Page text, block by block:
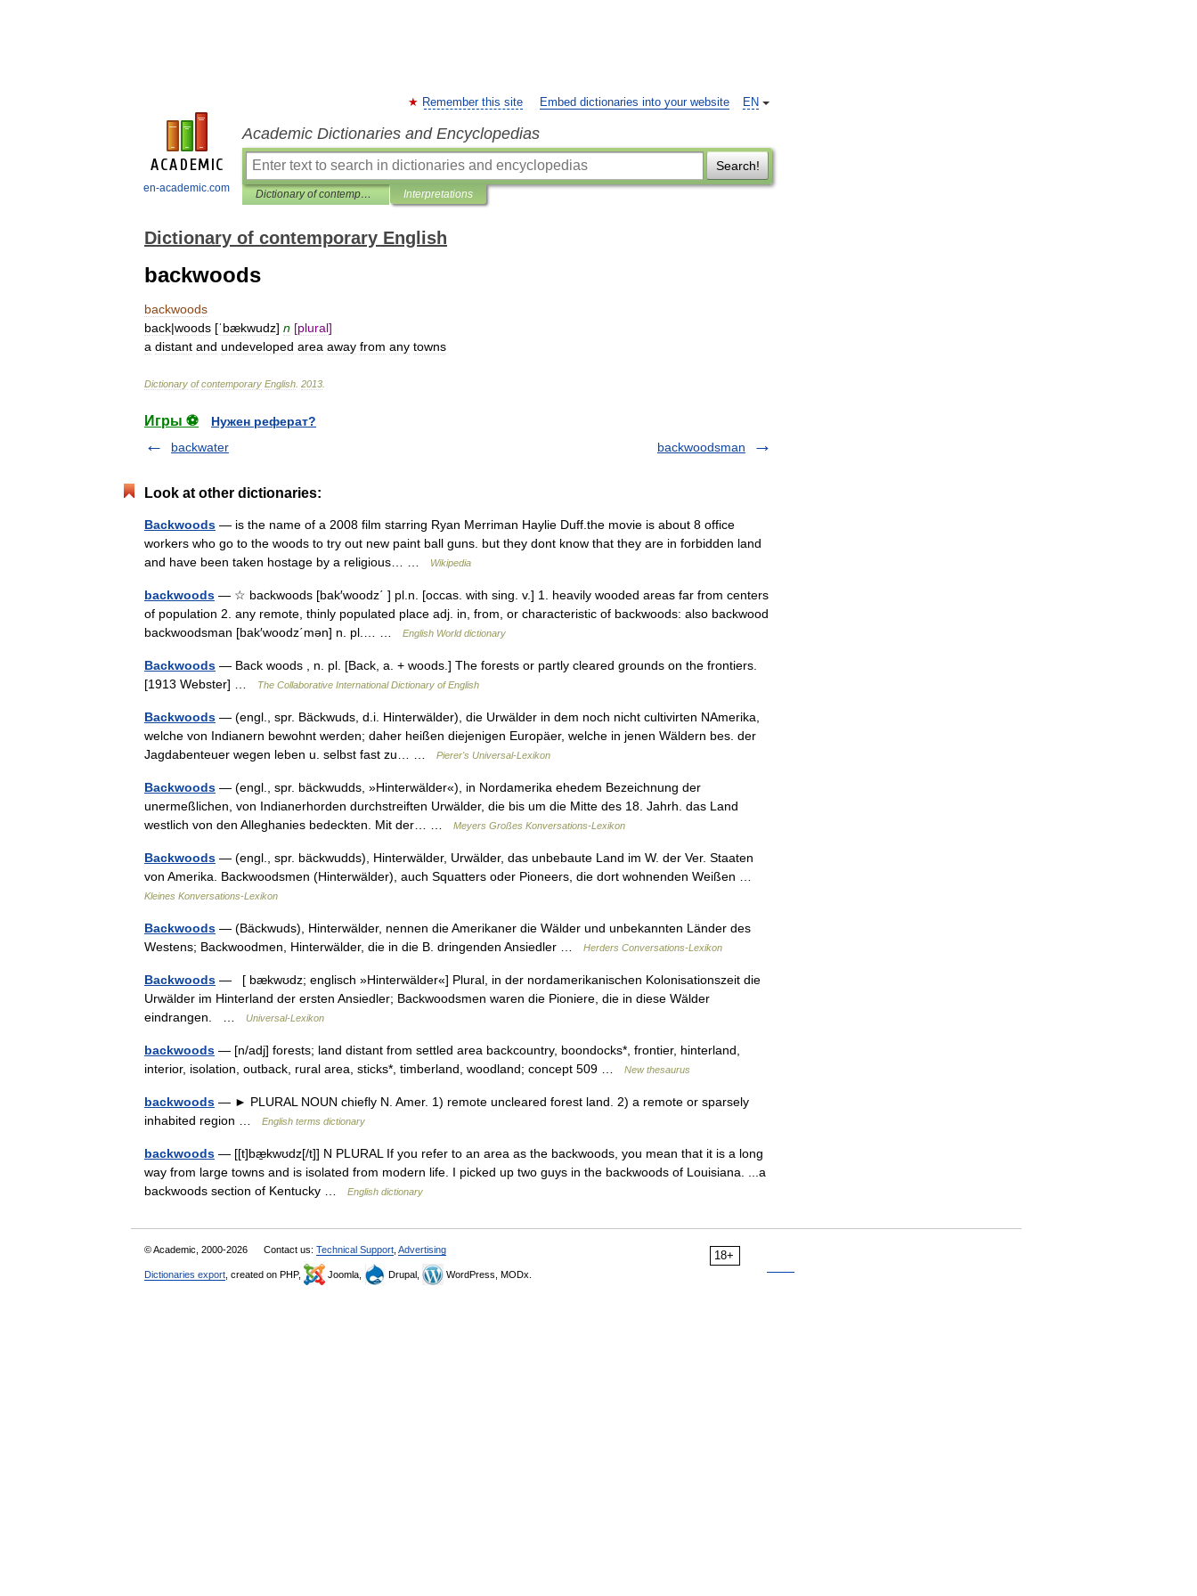
en-academic.com
EN
Remember this site Embed dictionaries into your website
Academic Dictionaries and Encyclopedias
Search!
Dictionary of contemporary English Interpretations
Dictionary of contemporary English
backwoods
backwoods
back|woods [ˈbækwudz] n [plural]
a distant and undeveloped area away from any towns
Dictionary of contemporary English 2013
Игры ⚽
Нужен реферат?
backwater
backwoodsman
Look at other dictionaries:
Backwoods — is the name of a 2008 film starring Ryan Merriman Haylie Duff.the movie is about 8 office
workers who go to the woods to try out new paint ball guns. but they dont know that they are in forbidden land
and have been taken hostage by a religious… …
Wikipedia
backwoods — ☆ backwoods [bak′woodz΄ ] pl.n. [occas. with sing. v.] 1. heavily wooded areas far from centers
of population 2. any remote, thinly populated place adj. in, from, or characteristic of backwoods: also backwood
backwoodsman [bak′woodz΄mən] n. pl.… …
English World dictionary
Backwoods — Back woods , n. pl. [Back, a. + woods.] The forests or partly cleared grounds on the frontiers.
[1913 Webster] …
The Collaborative International Dictionary of English
Backwoods — (engl., spr. Bäckwuds, d.i. Hinterwälder), die Urwälder in dem noch nicht cultivirten NAmerika,
welche von Indianern bewohnt werden; daher heißen diejenigen Europäer, welche in jenen Wäldern bes. der
Jagdabenteuer wegen leben u. selbst fast zu… …
Pierer's Universal-Lexikon
Backwoods — (engl., spr. bäckwudds, »Hinterwälder«), in Nordamerika ehedem Bezeichnung der
unermeßlichen, von Indianerhorden durchstreiften Urwälder, die bis um die Mitte des 18. Jahrh. das Land
westlich von den Alleghanies bedeckten. Mit der… …
Meyers Großes Konversations-Lexikon
Backwoods — (engl., spr. bäckwudds), Hinterwälder, Urwälder, das unbebaute Land im W. der Ver. Staaten
von Amerika. Backwoodsmen (Hinterwälder), auch Squatters oder Pioneers, die dort wohnenden Weißen …
Kleines Konversations-Lexikon
Backwoods — (Bäckwuds), Hinterwälder, nennen die Amerikaner die Wälder und unbekannten Länder des
Westens; Backwoodmen, Hinterwälder, die in die B. dringenden Ansiedler …
Herders Conversations-Lexikon
Backwoods — [ bækwʊdz; englisch »Hinterwälder«] Plural, in der nordamerikanischen Kolonisationszeit die
Urwälder im Hinterland der ersten Ansiedler; Backwoodsmen waren die Pioniere, die in diese Wälder
eindrangen. …
Universal-Lexikon
backwoods — [n/adj] forests; land distant from settled area backcountry, boondocks*, frontier, hinterland,
interior, isolation, outback, rural area, sticks*, timberland, woodland; concept 509 …
New thesaurus
backwoods — ► PLURAL NOUN chiefly N. Amer. 1) remote uncleared forest land. 2) a remote or sparsely
inhabited region …
English terms dictionary
backwoods — [[t]bæ̱kwʊdz[/t]] N PLURAL If you refer to an area as the backwoods, you mean that it is a long
way from large towns and is isolated from modern life. I picked up two guys in the backwoods of Louisiana. ...a
backwoods section of Kentucky …
English dictionary
18+
© Academic, 2000-2026 Contact us: Technical Support Advertising
Dictionaries export , created on PHP, Joomla, Drupal, WordPress, MODx.